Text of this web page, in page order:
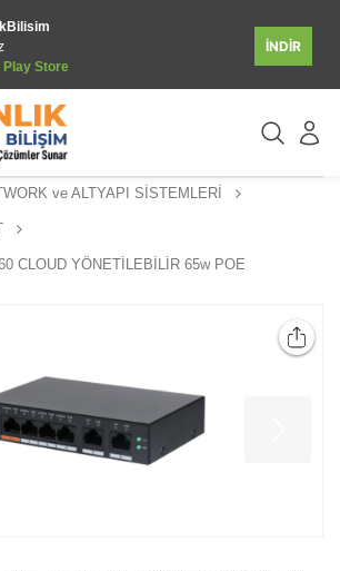
Play Store
İNDİR
ve ALTYAPI SİSTEMLERİ
CLOUD YÖNETİLEBİLİR 65w POE